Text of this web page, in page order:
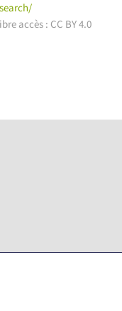
accès : CC BY 4.0